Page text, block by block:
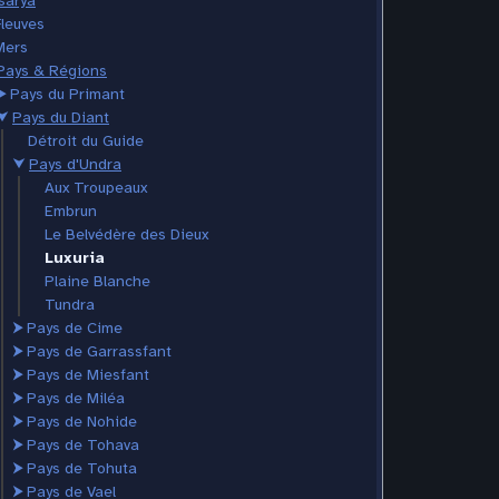
& Régions
Pays du Primant
Pays du Diant
Détroit du Guide
⮟ Pays d'Undra
Aux Troupeaux
Embrun
Le Belvédère des Dieux
Luxuria
Plaine Blanche
Tundra
⮞Pays de Cime
⮞Pays de Garrassfant
⮞Pays de Miesfant
⮞Pays de Miléa
⮞Pays de Nohide
⮞Pays de Tohava
⮞Pays de Tohuta
⮞Pays de Vael